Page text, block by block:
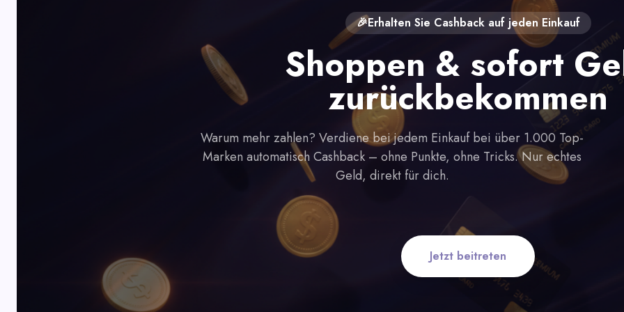
🎉Erhalten Sie Cashback auf jeden Einkauf
Shoppen & sofort
zurückbekommen
Warum mehr zahlen? Verdiene bei jedem Einkauf bei über 1.000 Top-
Marken automatisch Cashback – ohne Punkte, ohne Tricks. Nur echtes
Geld, direkt für dich.
Jetzt beitreten